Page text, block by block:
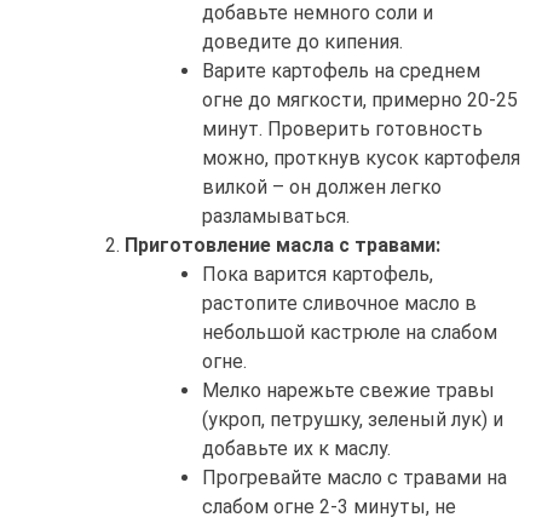
добавьте немного соли и
доведите до кипения.
Варите картофель на среднем
огне до мягкости, примерно 20-25
минут. Проверить готовность
можно, проткнув кусок картофеля
вилкой – он должен легко
разламываться.
Приготовление масла с травами:
Пока варится картофель,
растопите сливочное масло в
небольшой кастрюле на слабом
огне.
Мелко нарежьте свежие травы
(укроп, петрушку, зеленый лук) и
добавьте их к маслу.
Прогревайте масло с травами на
слабом огне 2-3 минуты, не